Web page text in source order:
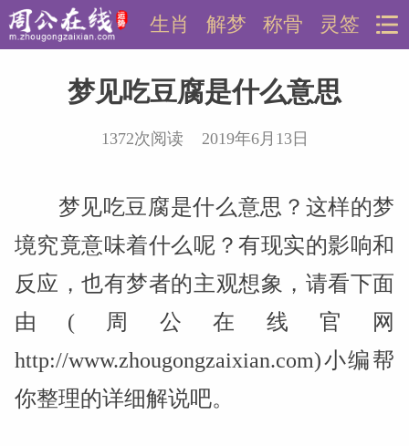
灵签
称骨
解梦
生肖
梦见吃豆腐是什么意思
1372次阅读 2019年6月13日
梦见吃豆腐是什么意思？这样的梦
境究竟意味着什么呢？有现实的影响和
反应，也有梦者的主观想象，请看下面
由(周公在线官网
http://www.zhougongzaixian.com)小编帮
你整理的详细解说吧。